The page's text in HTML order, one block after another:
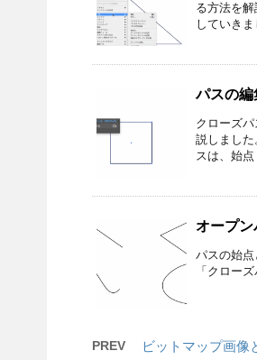
る方法を
していき
パスの
クローズ
説しました
スは、始
オープ
パスの始
「クロー
PREV ビットマップ画像